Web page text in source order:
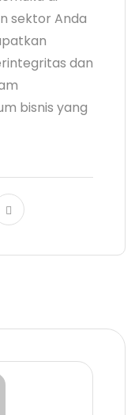
sektor Anda
dan
bisnis yang